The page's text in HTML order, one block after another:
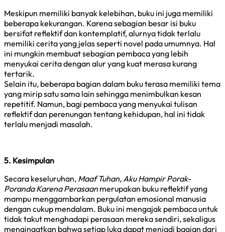
Meskipun memiliki banyak kelebihan, buku ini juga memiliki
beberapa kekurangan. Karena sebagian besar isi buku
bersifat reflektif dan kontemplatif, alurnya tidak terlalu
memiliki cerita yang jelas seperti novel pada umumnya. Hal
ini mungkin membuat sebagian pembaca yang lebih
menyukai cerita dengan alur yang kuat merasa kurang
tertarik.
Selain itu, beberapa bagian dalam buku terasa memiliki tema
yang mirip satu sama lain sehingga menimbulkan kesan
repetitif. Namun, bagi pembaca yang menyukai tulisan
reflektif dan perenungan tentang kehidupan, hal ini tidak
terlalu menjadi masalah.
5. Kesimpulan
Secara keseluruhan, Maaf Tuhan, Aku Hampir Porak-
Poranda Karena Perasaanmerupakan buku reflektif yang
mampu menggambarkan pergulatan emosional manusia
dengan cukup mendalam. Buku ini mengajak pembaca untuk
tidak takut menghadapi perasaan mereka sendiri, sekaligus
mengingatkan bahwa setiap luka dapat menjadi bagian dari